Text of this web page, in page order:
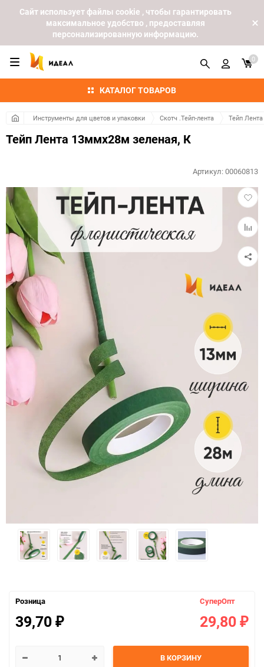
Cайт использует файлы cookie , чтобы гарантировать
максимальное удобство , предоставляя
персонализированную информацию.
КАТАЛОГ ТОВАРОВ
0
Инструменты для цветов и упаковки Скотч .Тейп-лента Тейп Лента
Тейп Лента 13ммx28м зеленая, К
в
к
Артикул:00060813
Розница
39,70 ₽
СуперОпт
29,80 ₽
В КОРЗИНУ